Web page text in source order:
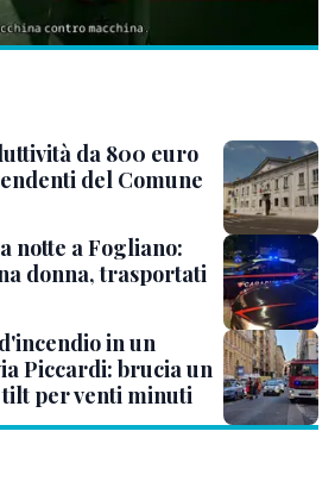
da 800 euro
del Comune
notte a Fogliano:
donna, trasportati
in un
Piccardi: brucia un
per venti minuti